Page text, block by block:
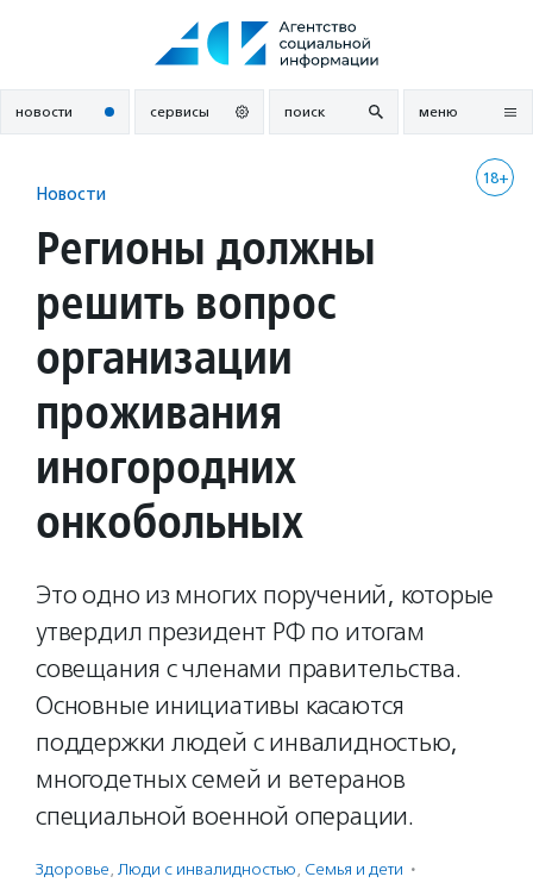
новости сервисы поиск меню
18+
Новости
Регионы должны
решить вопрос
организации
проживания
иногородних
онкобольных
Это одно из многих поручений, которые
утвердил президент РФ по итогам
совещания с членами правительства.
Основные инициативы касаются
поддержки людей с инвалидностью,
многодетных семей и ветеранов
специальной военной операции.
Здоровье, Люди с инвалидностью, Семья и дети ·